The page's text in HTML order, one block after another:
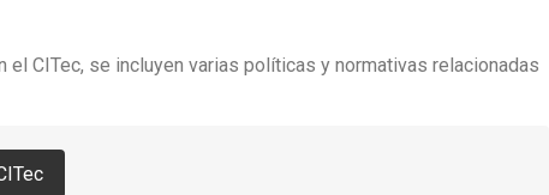
el CITec, se incluyen varias políticas y normativas relacionadas